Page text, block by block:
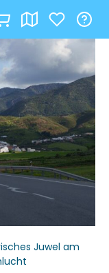
Juwel am